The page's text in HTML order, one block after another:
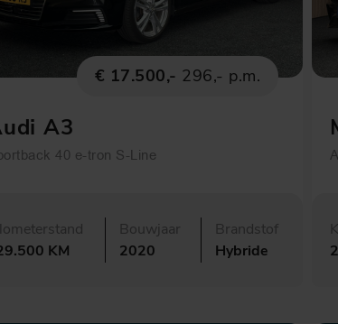
€ 17.500,- 296,- p.m.
A3
40 e-tron S-Line
KM
Bouwjaar
2020
Brandstof
Hybride